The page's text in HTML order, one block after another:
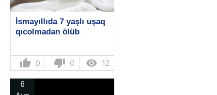
İsmayıllıda 7 yaşlı uşaq
qıcolmadan ölüb
thumb_up 0 thumb_down 0  12
6